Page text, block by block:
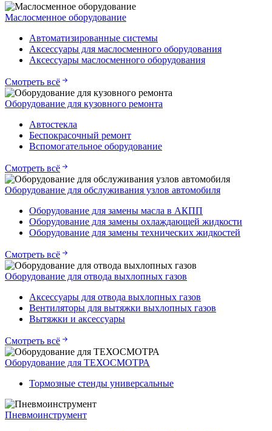
Маслосменное оборудование
Автоматизированные системы
Аксессуары для маслосменного оборудования
Аксессуары маслосменного оборудования
Смотреть всё
Оборудование для кузовного ремонта
Автостекла
Беспокрасочный ремонт
Вспомогательное оборудование
Смотреть всё
Оборудование для обслуживания узлов автомобиля
Оборудование для замены масла в АКПП
Оборудование для замены охлаждающей жидкости
Оборудование для замены технических жидкостей
Смотреть всё
Оборудование для отвода выхлопных газов
Аксессуары для отвода выхлопных газов
Вентиляторы для вытяжки выхлопных газов
Вытяжки и аксессуары
Смотреть всё
Оборудование для ТЕХОСМОТРА
Тормозные стенды универсальные
Пневмоинструмент